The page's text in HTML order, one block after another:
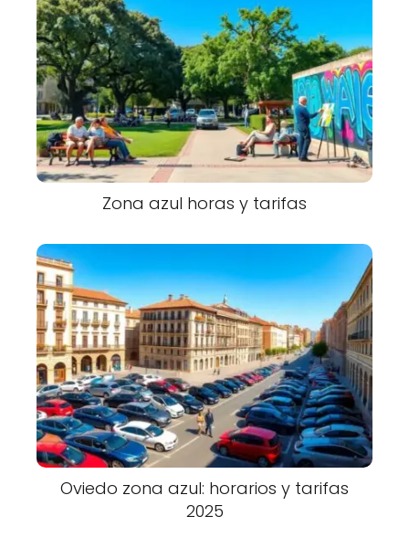
Zona azul horas y tarifas
Oviedo zona azul: horarios y tarifas
2025